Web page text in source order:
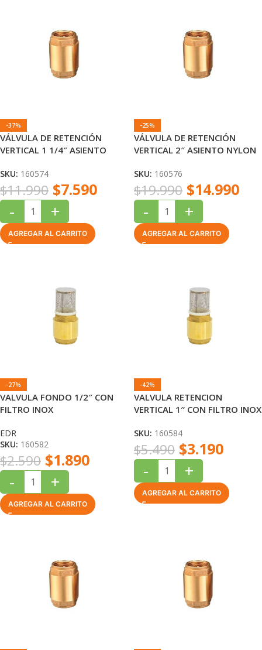
-37%
VÁLVULA DE RETENCIÓN
VERTICAL 1 1/4″ ASIENTO
SKU: 160574
$11.990 $7.590
- +
AGREGAR AL CARRITO
-25%
VÁLVULA DE RETENCIÓN
VERTICAL 2″ ASIENTO NYLON
SKU: 160576
$19.990 $14.990
- +
AGREGAR AL CARRITO
-27%
VALVULA FONDO 1/2″ CON
FILTRO INOX
EDR
SKU: 160582
$2.590 $1.890
- +
AGREGAR AL CARRITO
-42%
VALVULA RETENCION
VERTICAL 1″ CON FILTRO INOX
SKU: 160584
$5.490 $3.190
- +
AGREGAR AL CARRITO